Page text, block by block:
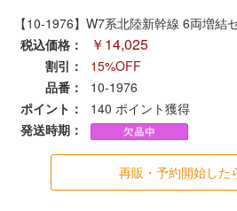
北海道・東北
中部
中国・四国 九
【10-1976】W7系北陸新幹線 6両増結
税込価格：
￥14,025
割引：
15%OFF
品番：
10-1976
ポイント：
140 ポイント獲得
発送時期：
再販・予約開始した